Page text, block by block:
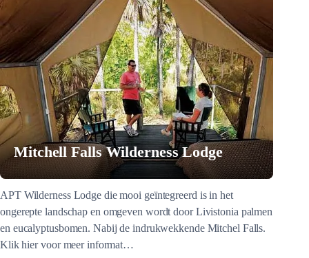
Mitchell Falls Wilderness Lodge
APT Wilderness Lodge die mooi geïntegreerd is in het
ongerepte landschap en omgeven wordt door Livistonia palmen
en eucalyptusbomen. Nabij de indrukwekkende Mitchel Falls.
Klik hier voor meer informat…